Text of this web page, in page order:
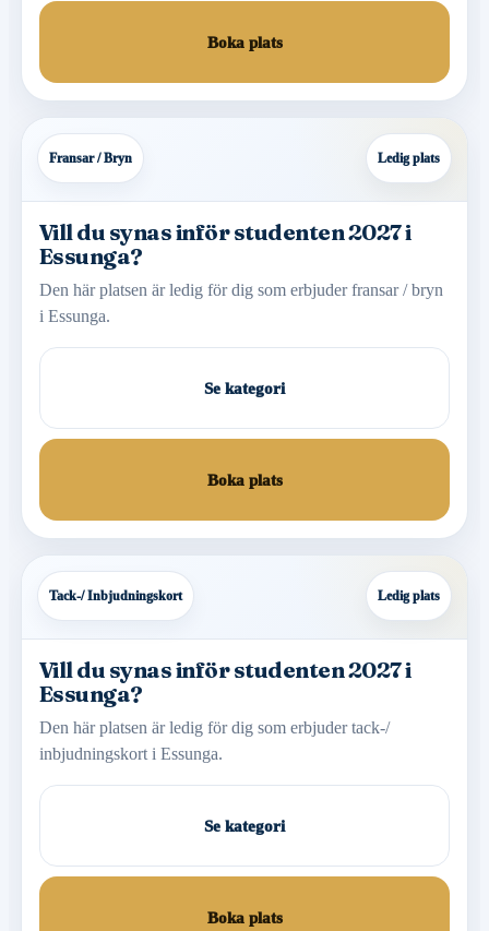
Boka plats
Fransar / Bryn Ledig plats
Vill du synas inför studenten 2027 i
Essunga?
Den här platsen är ledig för dig som erbjuder fransar / bryn
i Essunga.
Se kategori
Boka plats
Tack-/ Inbjudningskort Ledig plats
Vill du synas inför studenten 2027 i
Essunga?
Den här platsen är ledig för dig som erbjuder tack-/
inbjudningskort i Essunga.
Se kategori
Boka plats